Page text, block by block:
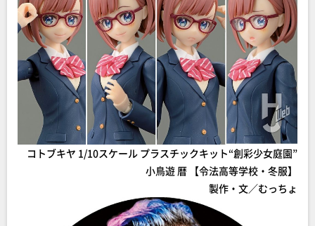
コトブキヤ 1/10スケール プラスチックキット“創彩少女庭園”
小鳥遊 暦 【令法高等学校・冬服】
製作・文／むっちょ